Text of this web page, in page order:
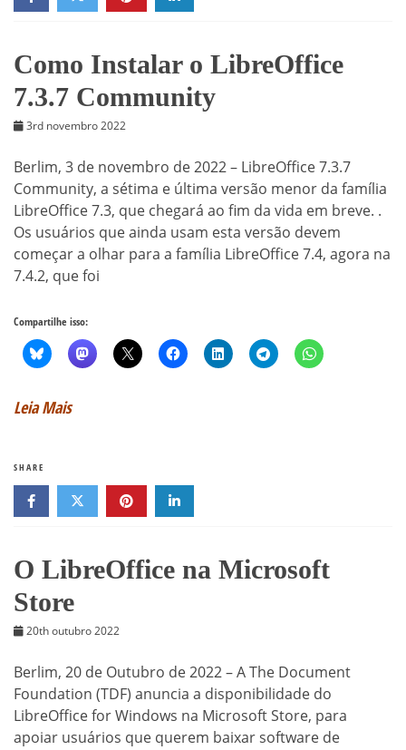
Como Instalar o LibreOffice
7.3.7 Community
3rd novembro 2022
Berlim, 3 de novembro de 2022 – LibreOffice 7.3.7
Community, a sétima e última versão menor da família
LibreOffice 7.3, que chegará ao fim da vida em breve. .
Os usuários que ainda usam esta versão devem
começar a olhar para a família LibreOffice 7.4, agora na
7.4.2, que foi
Compartilhe isso:
Leia Mais
SHARE
O LibreOffice na Microsoft
Store
20th outubro 2022
Berlim, 20 de Outubro de 2022 – A The Document
Foundation (TDF) anuncia a disponibilidade do
LibreOffice for Windows na Microsoft Store, para
apoiar usuários que querem baixar software de